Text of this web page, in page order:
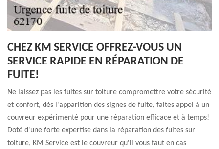
CHEZ KM SERVICE OFFREZ-VOUS UN
SERVICE RAPIDE EN RÉPARATION DE
FUITE!
Ne laissez pas les fuites sur toiture compromettre votre sécurité
et confort, dès l'apparition des signes de fuite, faites appel à un
couvreur expérimenté pour une réparation efficace et à temps!
Doté d'une forte expertise dans la réparation des fuites sur
toiture, KM Service est le couvreur qu'il vous faut en cas